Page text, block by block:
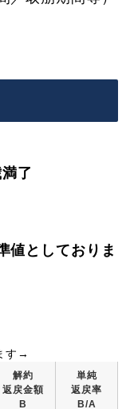
了
値としておりま
解約
返戻金額
B
単純
返戻率
B/A